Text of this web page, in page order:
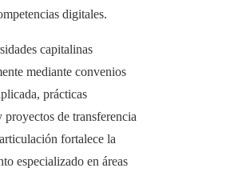
digitales.
capitalinas
mediante convenios
prácticas
proyectos de transferencia
fortalece la
especializado en áreas